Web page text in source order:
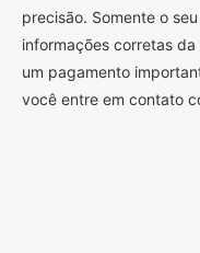
precisão. Somente o
informações corretas
um pagamento
você entre em contato